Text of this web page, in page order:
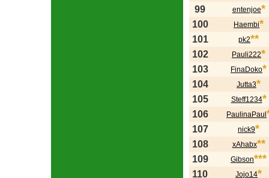
99 entenjoe*
100 Haembi*
101 pk2**
102 Pauli222*
103 FinaDoko*
104 Jutta3*
105 Steff1234*
106 PaulinaPaul
107 nick9*
108 xAhabx**
109 Gibson***
110 Jojo14*